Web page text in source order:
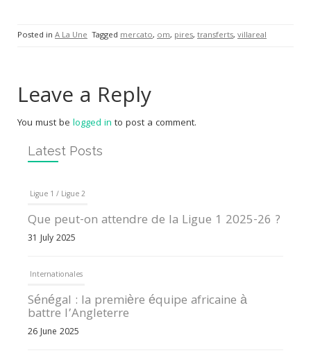
Posted in A La Une Tagged mercato, om, pires, transferts, villareal
Leave a Reply
You must be logged in to post a comment.
Latest Posts
Ligue 1 / Ligue 2
Que peut-on attendre de la Ligue 1 2025-26 ?
31 July 2025
Internationales
Sénégal : la première équipe africaine à
battre l’Angleterre
26 June 2025